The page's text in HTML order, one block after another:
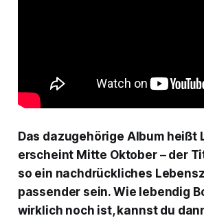
Das dazugehörige Album heißt
erscheint Mitte Oktober – der
so ein nachdrückliches
passender sein. Wie lebendig
wirklich noch ist, kannst du